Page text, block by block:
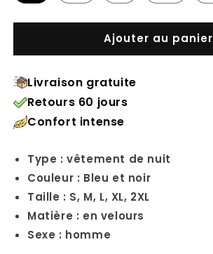
Ajouter au panier
Livraison gratuite
Retours 60 jours
Confort intense
Type : vêtement de nuit
Couleur : Bleu et noir
Taille : S, M, L, XL, 2XL
Matière : en velours
Sexe : homme